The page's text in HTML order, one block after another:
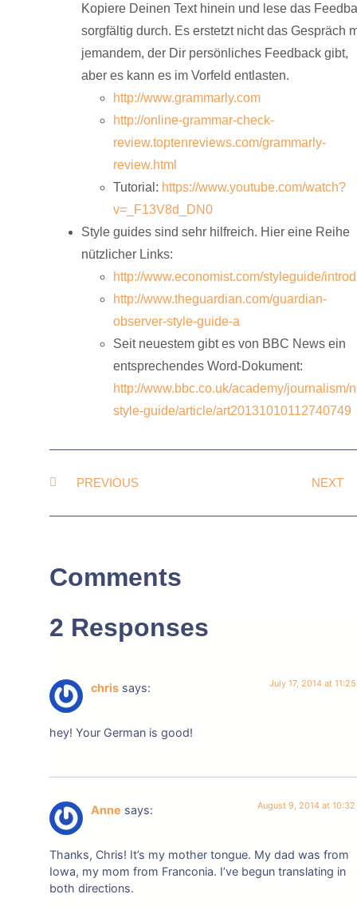
Kopiere Deinen Text hinein und lese das
sorgfältig durch. Es erstetzt nicht das Gespräch
jemandem, der Dir persönliches Feedback gibt,
aber es kann es im Vorfeld entlasten.
http://www.grammarly.com
http://online-grammar-check-
review.toptenreviews.com/grammarly-
review.html
Tutorial: https://www.youtube.com/watch?
v=_F13V8d_DN0
Style guides sind sehr hilfreich. Hier eine Reihe
nützlicher Links:
http://www.economist.com/styleguide/
http://www.theguardian.com/guardian-
observer-style-guide-a
Seit neuestem gibt es von BBC News ein
entsprechendes Word-Dokument:
http://www.bbc.co.uk/academy/journalism/
style-guide/article/art20131010112740749
PREVIOUS NEXT
Comments
2 Responses
chris says: July 17, 2014 at
hey! Your German is good!
Anne says: August 9, 2014 at
Thanks, Chris! It’s my mother tongue. My dad was from
Iowa, my mom from Franconia. I’ve begun translating in
both directions.